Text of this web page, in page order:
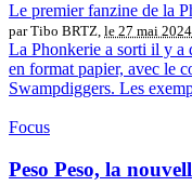
Le premier fanzine de la
par Tibo BRTZ, le 27 mai 2024
La Phonkerie a sorti il y a
en format papier, avec le
Swampdiggers. Les
Focus
Peso Peso, la